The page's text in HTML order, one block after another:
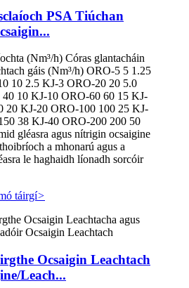
PSA Tiúchan
(Nm³/h) Córas glantacháin
gáis (Nm³/h) ORO-5 5 1.25
10 2.5 KJ-3 ORO-20 20 5.0
10 KJ-10 ORO-60 60 15 KJ-
20 KJ-20 ORO-100 100 25 KJ-
38 KJ-40 ORO-200 200 50
gléasra agus nítrigin ocsaigine
a mhonarú agus a
le haghaidh líonadh sorcóir
táirgí>
Ocsaigin Leachtach
Leach...